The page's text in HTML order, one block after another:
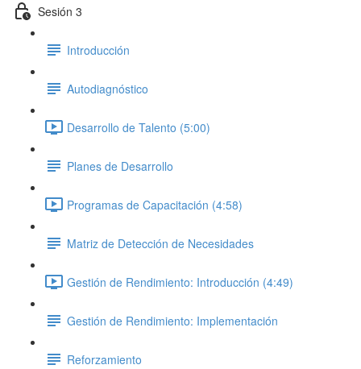
Sesión 3
Introducción
Autodiagnóstico
Desarrollo de Talento (5:00)
Planes de Desarrollo
Programas de Capacitación (4:58)
Matriz de Detección de Necesidades
Gestión de Rendimiento: Introducción (4:49)
Gestión de Rendimiento: Implementación
Reforzamiento